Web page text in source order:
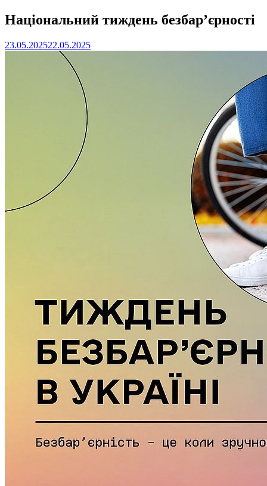
Національний тиждень безбар’єрності
23.05.202522.05.2025